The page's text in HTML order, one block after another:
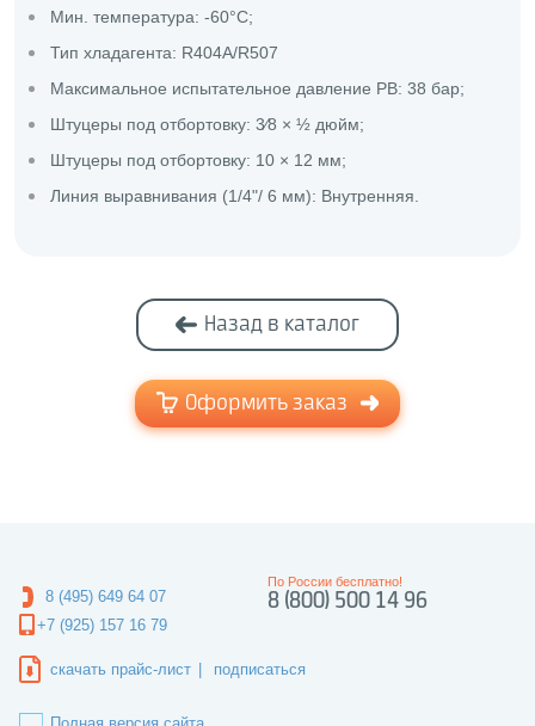
Мин. температура: -60°C;
Тип хладагента: R404A/R507
Максимальное испытательное давление PB: 38 бар;
Штуцеры под отбортовку: 3⁄8 × ½ дюйм;
Штуцеры под отбортовку: 10 × 12 мм;
Линия выравнивания (1/4"/ 6 мм): Внутренняя.
Назад в каталог
Оформить заказ
8 (495) 649 64 07
+7 (925) 157 16 79
8 (800) 500 14 96
По России бесплатно!
скачать прайс-лист подписаться